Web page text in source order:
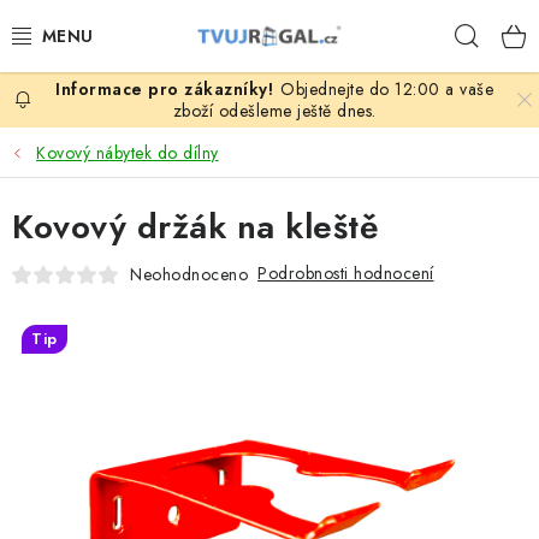
na
ZBOŽÍ ZA NÁKUPNÍ CENY
REGÁLY PODLE ROZMĚRŮ MATERIÁLU A SÉRIÍ
NEREZOVÉ A GASTRO PRODUKTY
KOVOVÉ STOLOVÉ NOHY
ZAHRADA, OKOLÍ DOMU
FIRMA, GARÁŽ, DÍLNA, SKLEP
Objednejte do 12:00 a vaše
zboží odešleme ještě dnes.
Kovový nábytek do dílny
Kovový držák na kleště
Neohodnoceno Podrobnosti hodnocení
Tip